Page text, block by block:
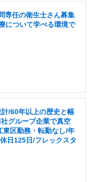
専任の衛生士さん募集
について学べる環境で
/60年以上の歴史と幅
グループ企業で真空
東区勤務・転勤なし/年
日125日/フレックスタ